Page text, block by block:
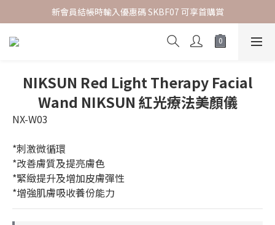
指定正價貨品 | 2件85折
新會員結帳時輸入優惠碼 SKBF07 可享首購賞
指定正價貨品 | 2件85折
NIKSUN Red Light Therapy Facial
Wand NIKSUN 紅光療法美顏儀
NX-W03
*刺激微循環
*改善膚質及提亮膚色
*緊緻提升及增加皮膚彈性
*增強肌膚吸收養份能力